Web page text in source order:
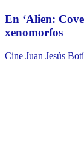
En ‘Alien:
xenomorfos
Cine Juan Jesús